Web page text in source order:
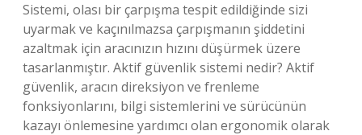
Sistemi, olası bir çarpışma tespit edildiğinde sizi
uyarmak ve kaçınılmazsa çarpışmanın şiddetini
azaltmak için aracınızın hızını düşürmek üzere
tasarlanmıştır. Aktif güvenlik sistemi nedir? Aktif
güvenlik, aracın direksiyon ve frenleme
fonksiyonlarını, bilgi sistemlerini ve sürücünün
kazayı önlemesine yardımcı olan ergonomik olarak